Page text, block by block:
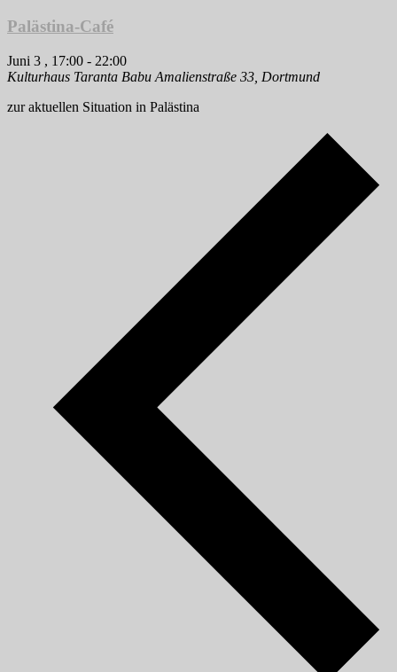
Palästina-Café
Juni 3 , 17:00 - 22:00
Kulturhaus Taranta Babu Amalienstraße 33, Dortmund
zur aktuellen Situation in Palästina